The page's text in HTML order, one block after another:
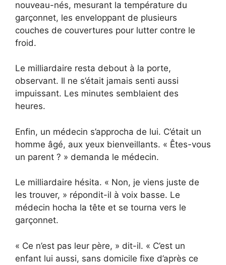
nouveau-nés, mesurant la température du
garçonnet, les enveloppant de plusieurs
couches de couvertures pour lutter contre le
froid.
Le milliardaire resta debout à la porte,
observant. Il ne s’était jamais senti aussi
impuissant. Les minutes semblaient des
heures.
Enfin, un médecin s’approcha de lui. C’était un
homme âgé, aux yeux bienveillants. « Êtes-vous
un parent ? » demanda le médecin.
Le milliardaire hésita. « Non, je viens juste de
les trouver, » répondit-il à voix basse. Le
médecin hocha la tête et se tourna vers le
garçonnet.
« Ce n’est pas leur père, » dit-il. « C’est un
enfant lui aussi, sans domicile fixe d’après ce